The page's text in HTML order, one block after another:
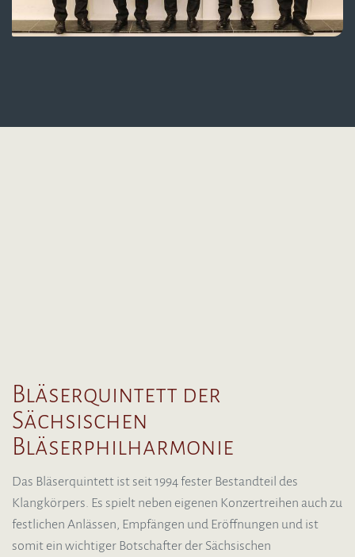
Bläserquintett der
Sächsischen
Bläserphilharmonie
Das Bläserquintett ist seit 1994 fester Bestandteil des
Klangkörpers. Es spielt neben eigenen Konzertreihen auch zu
festlichen Anlässen, Empfängen und Eröffnungen und ist
somit ein wichtiger Botschafter der Sächsischen